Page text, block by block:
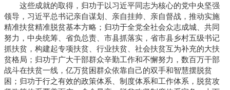
这些成就的取得，归功于以习近平同志为核心的党中央坚强
领导，习近平总书记亲自谋划、亲自挂帅、亲自督战，推动实施
精准扶贫精准脱贫基本方略；归功于全党全社会众志成城、共同
努力，中央统筹、省负总责、市县抓落实，省市县乡村五级书记
抓扶贫，构建起专项扶贫、行业扶贫、社会扶贫互为补充的大扶
贫格局；归功于广大干部群众辛勤工作和不懈努力，数百万干部
战斗在扶贫一线，亿万贫困群众依靠自己的双手和智慧摆脱贫
困；归功于行之有效的政策体系、制度体系和工作体系，脱贫攻